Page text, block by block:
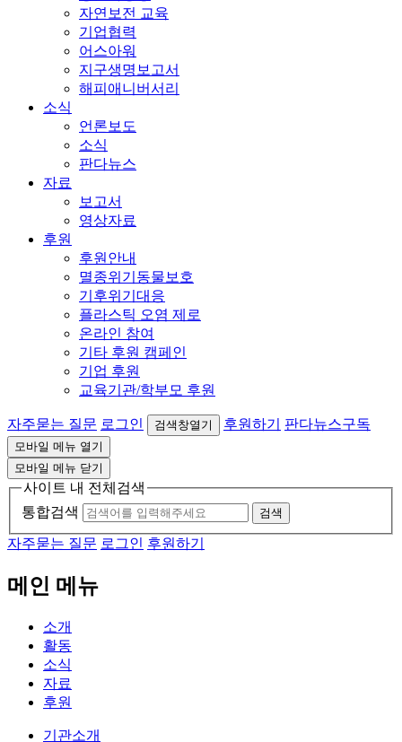
자연보전 교육
기업협력
어스아워
지구생명보고서
해피애니버서리
소식
언론보도
소식
판다뉴스
자료
보고서
영상자료
후원
후원안내
멸종위기동물보호
기후위기대응
플라스틱 오염 제로
온라인 참여
기타 후원 캠페인
기업 후원
교육기관/학부모 후원
자주묻는 질문 로그인 검색창열기 후원하기 판다뉴스구독
모바일 메뉴 열기
모바일 메뉴 닫기
사이트 내 전체검색
통합검색
검색
자주묻는 질문 로그인 후원하기
메인 메뉴
소개
활동
소식
자료
후원
기관소개